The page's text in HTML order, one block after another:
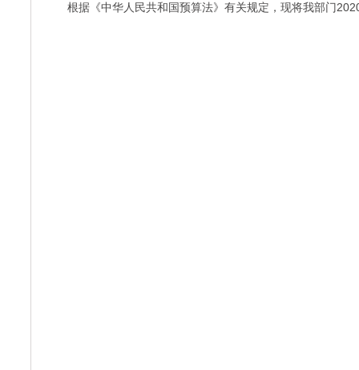
根据《中华人民共和国预算法》有关规定，现将我部门